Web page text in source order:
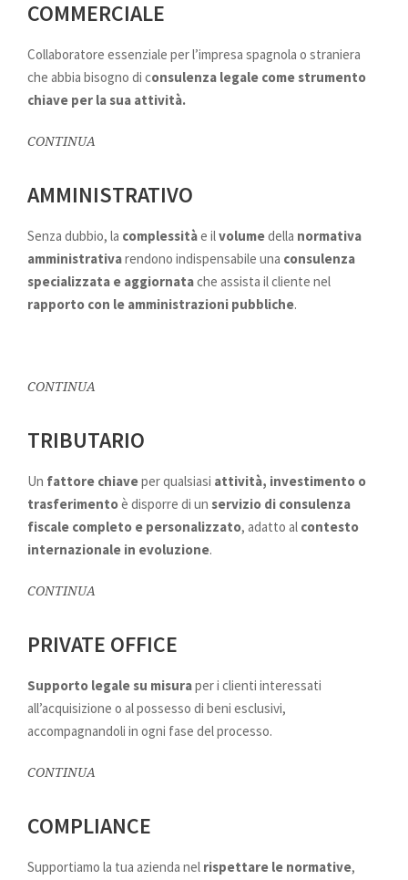
COMMERCIALE
Collaboratore essenziale per l’impresa spagnola o straniera
che abbia bisogno di consulenza legale come strumento
chiave per la sua attività.
CONTINUA
AMMINISTRATIVO
Senza dubbio, la complessitàe ilvolumedella normativa
amministrativarendono indispensabile una consulenza
specializzata e aggiornatache assista il cliente nel
rapporto con le amministrazioni pubbliche.
CONTINUA
TRIBUTARIO
Un fattore chiaveper qualsiasi attività, investimento o
trasferimentoè disporre di un servizio di consulenza
fiscale completo e personalizzato, adatto al contesto
internazionale in evoluzione.
CONTINUA
PRIVATE OFFICE
Supporto legale su misuraper i clienti interessati
all’acquisizione o al possesso di beni esclusivi,
accompagnandoli in ogni fase del processo.
CONTINUA
COMPLIANCE
Supportiamo la tua azienda nel rispettare le normative,